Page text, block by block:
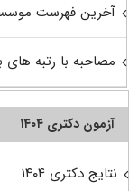
آخرین فهرست
مصاحبه با رتبه های
آزمون دکتری ۱۴۰۴
نتایج دکتری ۱۴۰۴